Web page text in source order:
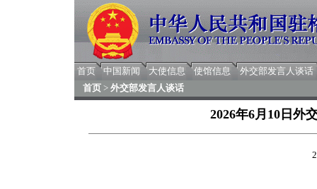
首页 中国新闻 大使信息 使馆信息
外交部发言人谈话
首页 > 外交部发言人谈话
2026年6月10日外